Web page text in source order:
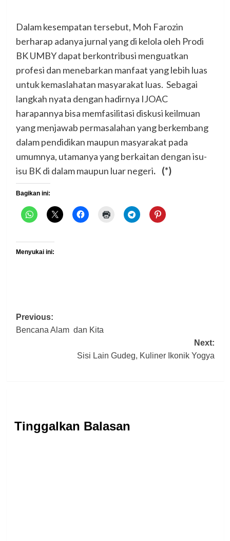
Dalam kesempatan tersebut, Moh Farozin
berharap adanya jurnal yang di kelola oleh Prodi
BK UMBY dapat berkontribusi menguatkan
profesi dan menebarkan manfaat yang lebih luas
untuk kemaslahatan masyarakat luas. Sebagai
langkah nyata dengan hadirnya IJOAC
harapannya bisa memfasilitasi diskusi keilmuan
yang menjawab permasalahan yang berkembang
dalam pendidikan maupun masyarakat pada
umumnya, utamanya yang berkaitan dengan isu-
isu BK di dalam maupun luar negeri. (*)
Bagikan ini:
Menyukai ini:
Post
navigation
Previous:
Bencana Alam dan Kita
Next:
Sisi Lain Gudeg, Kuliner Ikonik Yogya
Tinggalkan Balasan